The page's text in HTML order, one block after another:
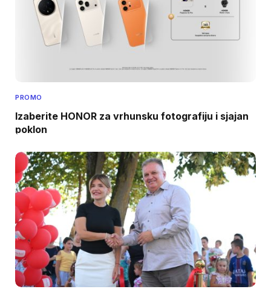
PROMO
Izaberite HONOR za vrhunsku fotografiju i sjajan
poklon